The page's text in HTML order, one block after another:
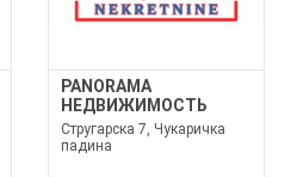
PANORAMA
НЕДВИЖИМОСТЬ
Стругарска 7, Чукаричка
падина